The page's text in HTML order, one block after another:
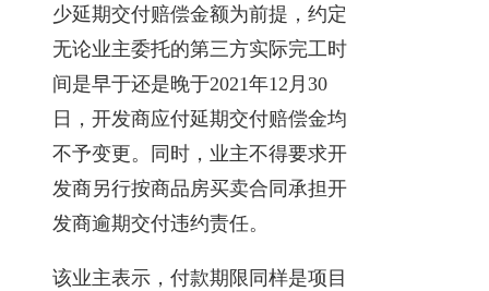
少延期交付赔偿金额为前提，约定
无论业主委托的第三方实际完工时
间是早于还是晚于2021年12月30
日，开发商应付延期交付赔偿金均
不予变更。同时，业主不得要求开
发商另行按商品房买卖合同承担开
发商逾期交付违约责任。
该业主表示，付款期限同样是项目